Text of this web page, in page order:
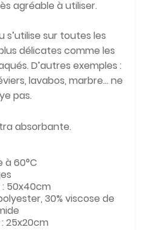
agréable à utiliser.
s’utilise sur toutes les
délicates comme les
D’autres exemples :
lavabos, marbre… ne
pas.
absorbante.
à 60°C
50x40cm
30% viscose de
25x20cm